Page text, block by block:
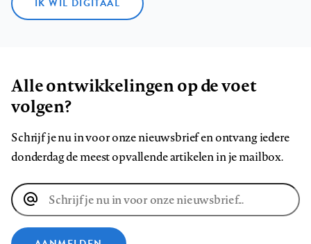
Alle ontwikkelingen op de voet
volgen?
Schrijf je nu in voor onze nieuwsbrief en ontvang iedere
donderdag de meest opvallende artikelen in je mailbox.
E-
mailadres